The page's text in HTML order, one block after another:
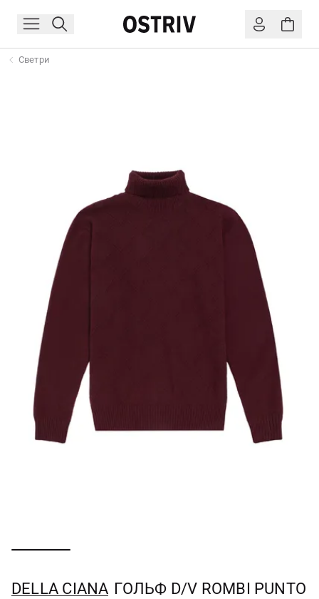
Светри
DELLA CIANA ГОЛЬФ D/V ROMBI PUNTO